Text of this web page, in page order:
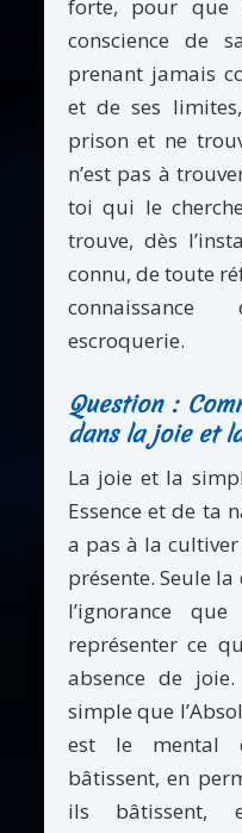
forte, pour que
conscience de
prenant jamais
et de ses
prison et ne
n’est pas à
toi qui le
trouve, dès
connu, de toute
escroquerie.
Question :
dans la joie et
La joie et la
Essence et de ta
a pas à la
présente. Seule
l’ignorance
représenter ce
absence de
simple que
est le mental
bâtissent, en
ils bâtissent,